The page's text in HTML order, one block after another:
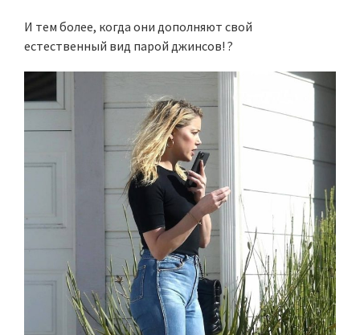
И тем более, когда они дополняют свой
естественный вид парой джинсов! ?